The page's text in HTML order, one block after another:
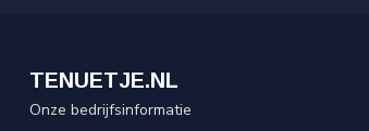
TENUETJE.NL
Onze bedrijfsinformatie